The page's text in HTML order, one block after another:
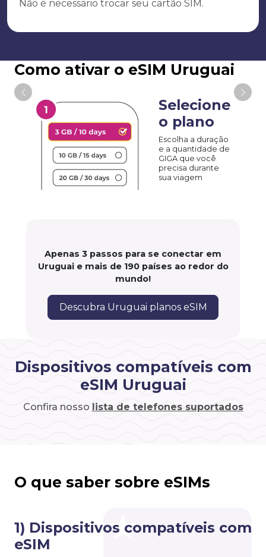
Não é necessário trocar seu cartão SIM.
Como ativar o eSIM Uruguai
Selecione
o plano
Escolha a duração
e a quantidade de
GIGA que você
precisa durante
sua viagem
Apenas 3 passos para se conectar em
Uruguai e mais de 190 países ao redor do
mundo!
Descubra Uruguai planos eSIM
Dispositivos compatíveis com
eSIM Uruguai
Confira nosso lista de telefones suportados
O que saber sobre eSIMs
1) Dispositivos compatíveis com
eSIM